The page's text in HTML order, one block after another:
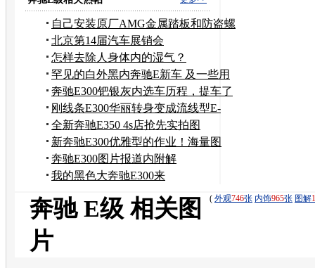
自己安装原厂AMG金属踏板和防盗螺
丝 改装作业
北京第14届汽车展销会
怎样去除人身体内的湿气？
罕见的白外黑内奔驰E新车 及一些用
车感受
奔驰E300钯银灰内选车历程，提车了
和两天的体验！
刚线条E300华丽转身变成流线型E-
-350作业！
全新奔驰E350 4s店抢先实拍图
新奔驰E300优雅型的作业！海量图
片！
奔驰E300图片报道内附解
说！！！！！！！！！！！
我的黑色大奔驰E300来
( 外观746张 内饰965张 图解
奔驰 E级 相关图
片